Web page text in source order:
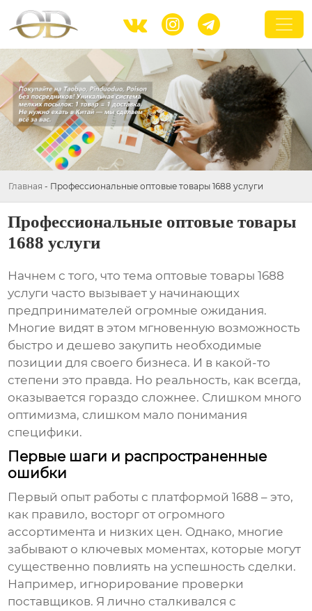
  
Главная - Профессиональные оптовые товары 1688 услуги
Профессиональные оптовые товары
1688 услуги
Начнем с того, что тема оптовые товары 1688
услуги часто вызывает у начинающих
предпринимателей огромные ожидания.
Многие видят в этом мгновенную возможность
быстро и дешево закупить необходимые
позиции для своего бизнеса. И в какой-то
степени это правда. Но реальность, как всегда,
оказывается гораздо сложнее. Слишком много
оптимизма, слишком мало понимания
специфики.
Первые шаги и распространенные
ошибки
Первый опыт работы с платформой1688 – это,
как правило, восторг от огромного
ассортимента и низких цен. Однако, многие
забывают о ключевых моментах, которые могут
существенно повлиять на успешность сделки.
Например, игнорирование проверки
поставщиков. Я лично сталкивался с